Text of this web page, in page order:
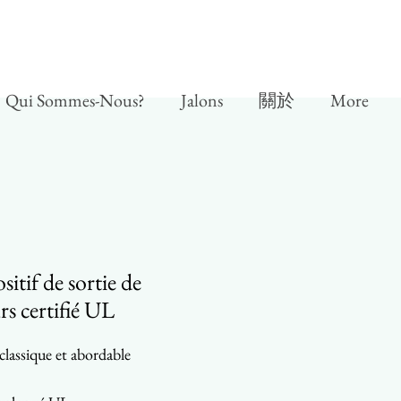
Qui Sommes-Nous? Jalons 關於 More
de sortie de
certifié UL
et abordable